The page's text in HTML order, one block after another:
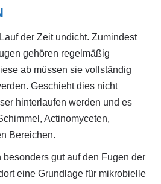
der Zeit undicht. Zumindest
gehören regelmäßig
ab müssen sie vollständig
Geschieht dies nicht
hinterlaufen werden und es
Actinomyceten,
Bereichen.
gut auf den Fugen der
eine Grundlage für mikrobielle